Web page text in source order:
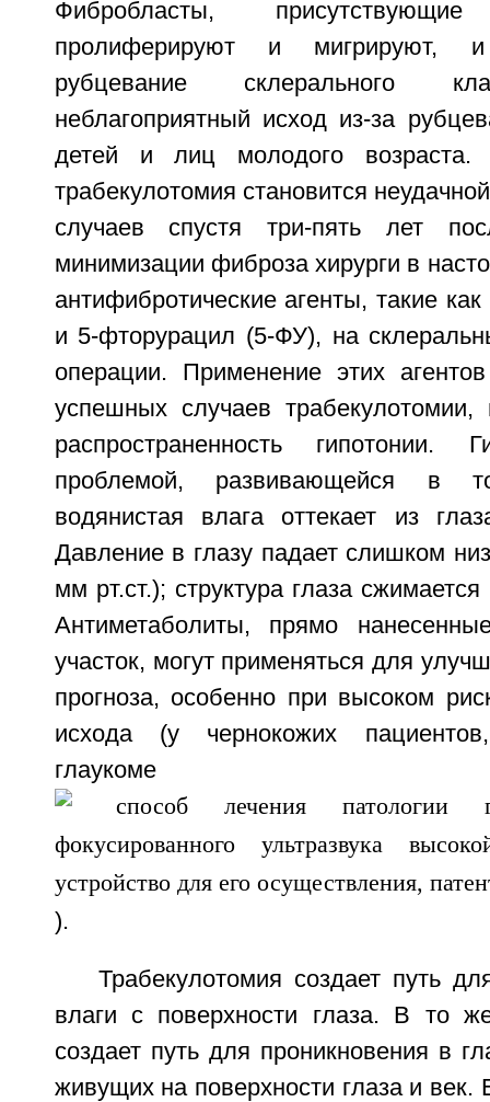
Фибробласты,
пролиферируют и мигрируют,
рубцевание склерального
неблагоприятный исход из-за
детей и лиц молодого возраста.
трабекулотомия становится
случаев спустя три-пять лет
минимизации фиброза хирурги в
антифибротические агенты, такие
и 5-фторурацил (5-ФУ), на
операции. Применение этих
успешных случаев
распространенность гипотонии.
проблемой, развивающейся в
водянистая влага оттекает из
Давление в глазу падает слишком
мм рт.ст.); структура глаза
Антиметаболиты, прямо
участок, могут применяться для
прогноза, особенно при высоком
исхода (у чернокожих
глаукоме
).
Трабекулотомия создает путь
влаги с поверхности глаза. В то
создает путь для проникновения в
живущих на поверхности глаза и век.